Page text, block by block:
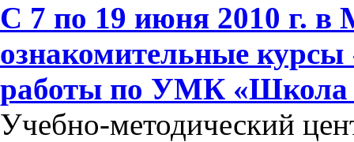
С 7 по 19 июня 2010 г. в
ознакомительные курсы
работы по УМК «Школа
Учебно-методический